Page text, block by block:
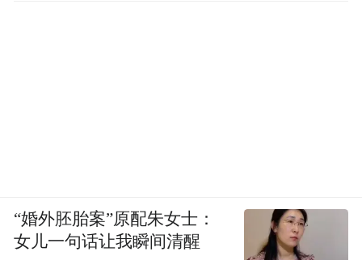
“婚外胚胎案”原配朱女士：
女儿一句话让我瞬间清醒